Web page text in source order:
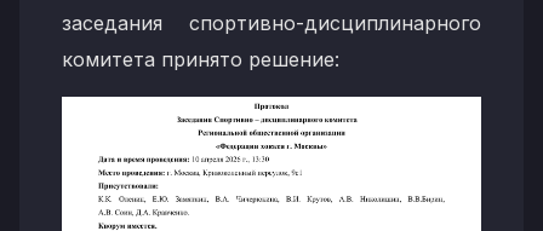
заседания спортивно-дисциплинарного
комитета принято решение: